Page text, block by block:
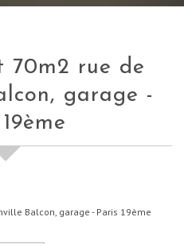
garage -
Balcon, garage - Paris 19ème